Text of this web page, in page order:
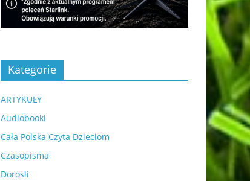
Kategorie
ARTYKUŁY
Audiobooki
Cała Polska Czyta Dzieciom
Czasopisma
Dorośli